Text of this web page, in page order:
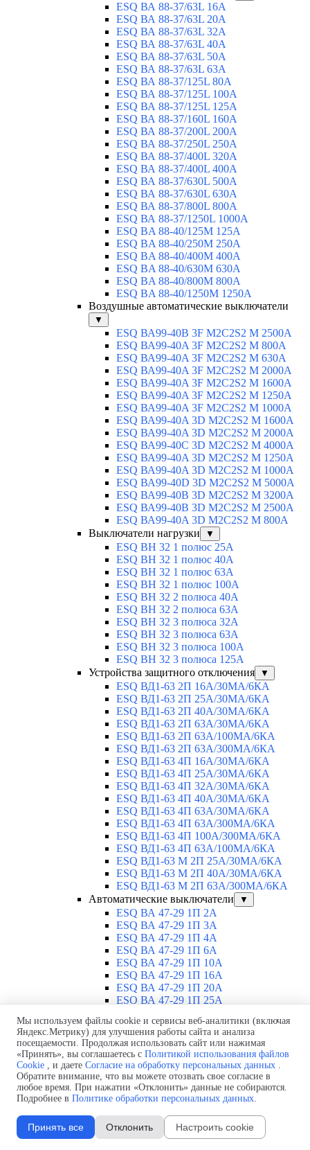
ESQ ВА 88-37/63L 16A
ESQ ВА 88-37/63L 20A
ESQ ВА 88-37/63L 32A
ESQ ВА 88-37/63L 40A
ESQ ВА 88-37/63L 50A
ESQ ВА 88-37/63L 63A
ESQ ВА 88-37/125L 80A
ESQ ВА 88-37/125L 100A
ESQ ВА 88-37/125L 125A
ESQ ВА 88-37/160L 160A
ESQ ВА 88-37/200L 200A
ESQ ВА 88-37/250L 250A
ESQ ВА 88-37/400L 320A
ESQ ВА 88-37/400L 400A
ESQ ВА 88-37/630L 500A
ESQ ВА 88-37/630L 630A
ESQ ВА 88-37/800L 800A
ESQ ВА 88-37/1250L 1000A
ESQ BA 88-40/125M 125A
ESQ BA 88-40/250M 250A
ESQ BA 88-40/400M 400A
ESQ BA 88-40/630М 630A
ESQ BA 88-40/800M 800A
ESQ BA 88-40/1250М 1250A
Воздушные автоматические выключатели
▼
ESQ ВА99-40B 3F M2C2S2 M 2500A
ESQ ВА99-40A 3F M2C2S2 М 800A
ESQ ВА99-40A 3F M2C2S2 М 630A
ESQ ВА99-40A 3F M2C2S2 М 2000A
ESQ ВА99-40A 3F M2C2S2 М 1600A
ESQ ВА99-40A 3F M2C2S2 М 1250A
ESQ ВА99-40A 3F M2C2S2 М 1000A
ESQ ВА99-40A 3D M2C2S2 M 1600A
ESQ ВА99-40A 3D M2C2S2 M 2000A
ESQ ВА99-40C 3D M2C2S2 M 4000A
ESQ ВА99-40A 3D M2C2S2 M 1250A
ESQ ВА99-40A 3D M2C2S2 M 1000A
ESQ ВА99-40D 3D M2C2S2 M 5000A
ESQ ВА99-40B 3D M2C2S2 M 3200A
ESQ ВА99-40B 3D M2C2S2 M 2500A
ESQ ВА99-40A 3D M2C2S2 M 800A
Выключатели нагрузки
▼
ESQ ВН 32 1 полюс 25А
ESQ ВН 32 1 полюс 40А
ESQ ВН 32 1 полюс 63А
ESQ ВН 32 1 полюс 100A
ESQ ВН 32 2 полюса 40А
ESQ ВН 32 2 полюса 63А
ESQ ВН 32 3 полюса 32А
ESQ ВН 32 3 полюса 63А
ESQ ВН 32 3 полюса 100А
ESQ ВН 32 3 полюса 125А
Устройства защитного отключения
▼
ESQ ВД1-63 2П 16А/30МА/6КА
ESQ ВД1-63 2П 25А/30МА/6КА
ESQ ВД1-63 2П 40А/30МА/6КА
ESQ ВД1-63 2П 63А/30МА/6КА
ESQ ВД1-63 2П 63А/100МА/6КА
ESQ ВД1-63 2П 63А/300МА/6КА
ESQ ВД1-63 4П 16А/30МА/6КА
ESQ ВД1-63 4П 25А/30МА/6КА
ESQ ВД1-63 4П 32А/30МА/6КА
ESQ ВД1-63 4П 40А/30МА/6КА
ESQ ВД1-63 4П 63А/30МА/6КА
ESQ ВД1-63 4П 63А/300МА/6КА
ESQ ВД1-63 4П 100А/300МА/6КА
ESQ ВД1-63 4П 63А/100MA/6КА
ESQ ВД1-63 M 2П 25А/30МА/6КА
ESQ ВД1-63 M 2П 40А/30МА/6КА
ESQ ВД1-63 M 2П 63А/300МА/6КА
Автоматические выключатели
▼
ESQ ВА 47-29 1П 2А
ESQ ВА 47-29 1П 3А
ESQ ВА 47-29 1П 4А
ESQ ВА 47-29 1П 6А
ESQ ВА 47-29 1П 10А
ESQ ВА 47-29 1П 16А
ESQ ВА 47-29 1П 20А
ESQ ВА 47-29 1П 25А
ESQ ВА 47-29 1П 40А
ESQ ВА 47-29 1П 50А
ESQ ВА 47-29 1П 63А
ESQ ВА 47-29 2П 1А
ESQ ВА 47-29 2П 2А
ESQ ВА 47-29 2П 3А
ESQ ВА 47-29 2П 4А
ESQ ВА 47-29 2П 6А
ESQ ВА 47-29 2П 10А
ESQ ВА 47-29 2П 16А
Мы используем файлы cookie и сервисы веб-аналитики (включая
Яндекс.Метрику) для улучшения работы сайта и анализа
посещаемости. Продолжая использовать сайт или нажимая
«Принять», вы соглашаетесь с Политикой использования файлов
Cookie , и даете Согласие на обработку персональных данных .
Обратите внимание, что вы можете отозвать свое согласие в
любое время. При нажатии «Отклонить» данные не собираются.
Подробнее в Политике обработки персональных данных.
Принять все Отклонить Настроить cookie